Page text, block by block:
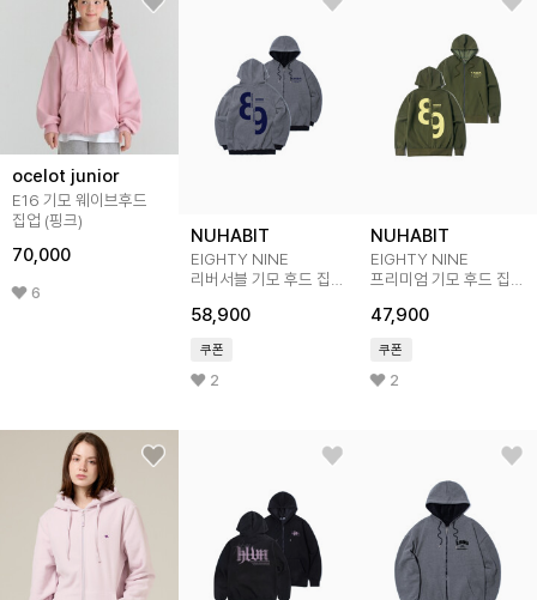
ocelot junior
E16 기모 웨이브후드
집업 (핑크)
70,000
6
NUHABIT
EIGHTY NINE
리버서블 기모 후드 집업
58,900
쿠폰
2
NUHABIT
EIGHTY NINE
프리미엄 기모 후드 집업
47,900
쿠폰
2